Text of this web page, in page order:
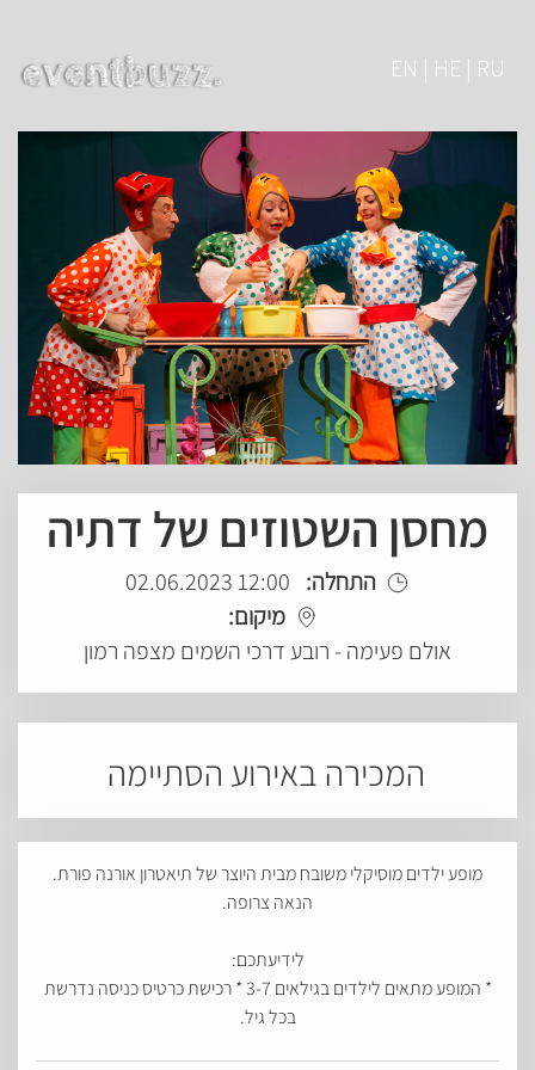
EN | HE | RU
מחסן השטוזים של דתיה
התחלה: 12:00 02.06.2023
מיקום:
אולם פעימה - רובע דרכי השמים מצפה רמון
המכירה באירוע הסתיימה
מופע ילדים מוסיקלי משובח מבית היוצר של תיאטרון אורנה פורת.
הנאה צרופה.
לידיעתכם:
* המופע מתאים לילדים בגילאים 3-7 * רכישת כרטיס כניסה נדרשת
בכל גיל.